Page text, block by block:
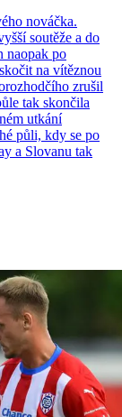
nováčka.
soutěže a do
naopak po
na vítěznou
zrušil
tak skončila
utkání
půli, kdy se po
a Slovanu tak